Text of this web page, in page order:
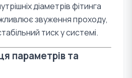
діаметрів фітинга
звуження проходу,
тиск у системі.
параметрів та